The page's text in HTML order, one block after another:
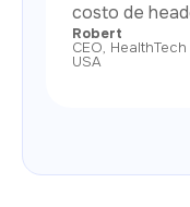
costo de
Robert
CEO, HealthTech
USA